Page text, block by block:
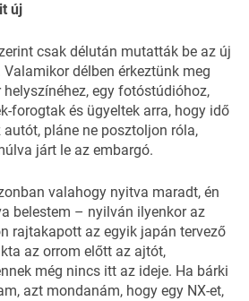
új
csak délután mutatták be az új
Valamikor délben érkeztünk meg
helyszínéhez, egy fotóstúdióhoz,
forogtak és ügyeltek arra, hogy idő
pláne ne posztoljon róla,
járt le az embargó.
valahogy nyitva maradt, én
belestem – nyilván ilyenkor az
rajtakapott az egyik japán tervező
az orrom előtt az ajtót,
még nincs itt az ideje. Ha bárki
azt mondanám, hogy egy NX-et,